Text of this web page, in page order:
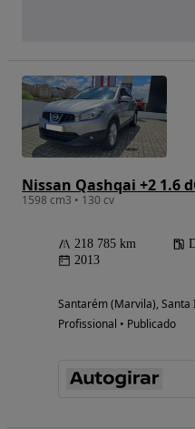
Nissan Qashqai +2 1.6
1598 cm3 • 130 cv
218 785 km
2013
Santarém (Marvila), Santa
Profissional • Publicado